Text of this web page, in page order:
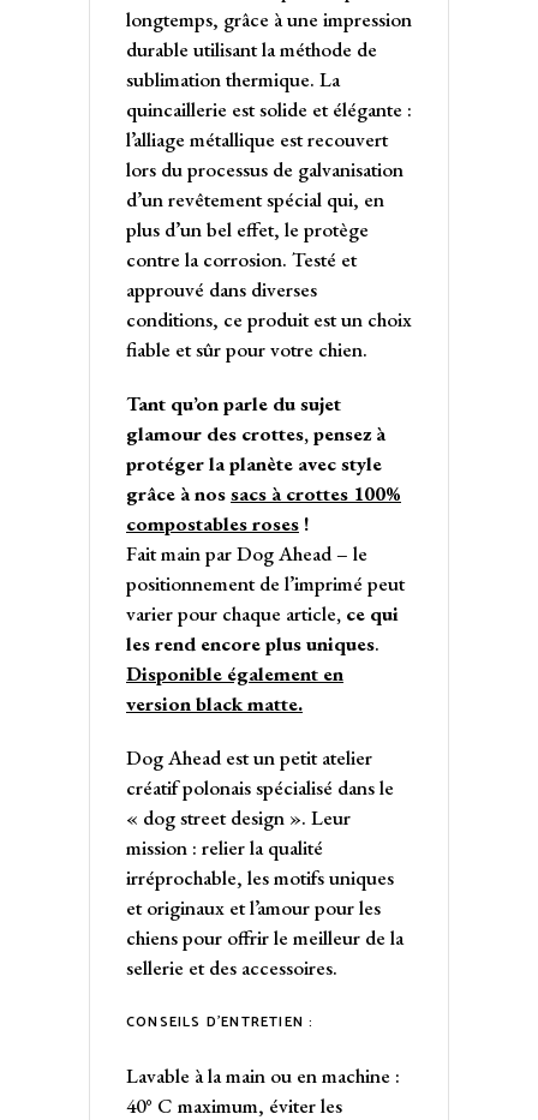
longtemps, grâce à une impression
durable utilisant la méthode de
sublimation thermique. La
quincaillerie est solide et élégante :
l’alliage métallique est recouvert
lors du processus de galvanisation
d’un revêtement spécial qui, en
plus d’un bel effet, le protège
contre la corrosion. Testé et
approuvé dans diverses
conditions, ce produit est un choix
fiable et sûr pour votre chien.
Tant qu’on parle du sujet
glamour des crottes, pensez à
protéger la planète avec style
grâce à nossacs à crottes 100%
compostables roses !
Fait main par Dog Ahead – le
positionnement de l’imprimé peut
varier pour chaque article, ce qui
les rend encore plus uniques.
Disponible également en
version black matte.
Dog Ahead est un petit atelier
créatif polonais spécialisé dans le
« dog street design ». Leur
mission : relier la qualité
irréprochable, les motifs uniques
et originaux et l’amour pour les
chiens pour offrir le meilleur de la
sellerie et des accessoires.
CONSEILS D’ENTRETIEN :
Lavable à la main ou en machine :
40° C maximum, éviter les